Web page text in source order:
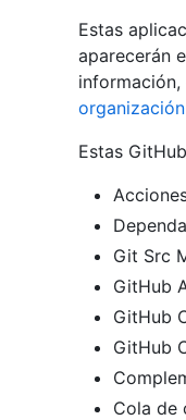
Estas
aparecerán
información,
organización
Estas
Git Src
GitHub
GitHub
GitHub
Cola de